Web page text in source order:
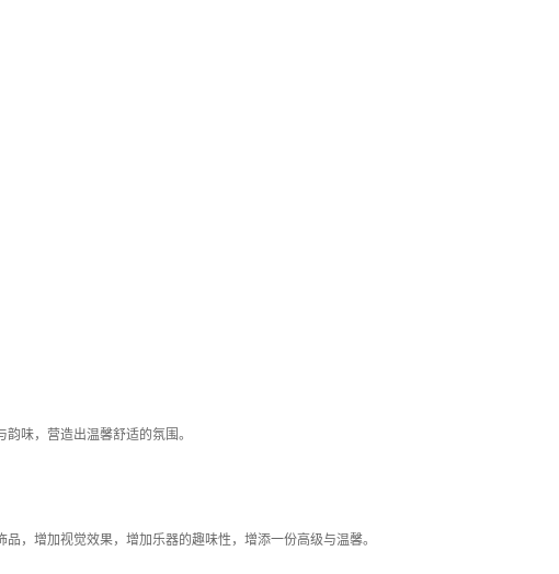
味，营造出温馨舒适的氛围。
，增加视觉效果，增加乐器的趣味性，增添一份高级与温馨。